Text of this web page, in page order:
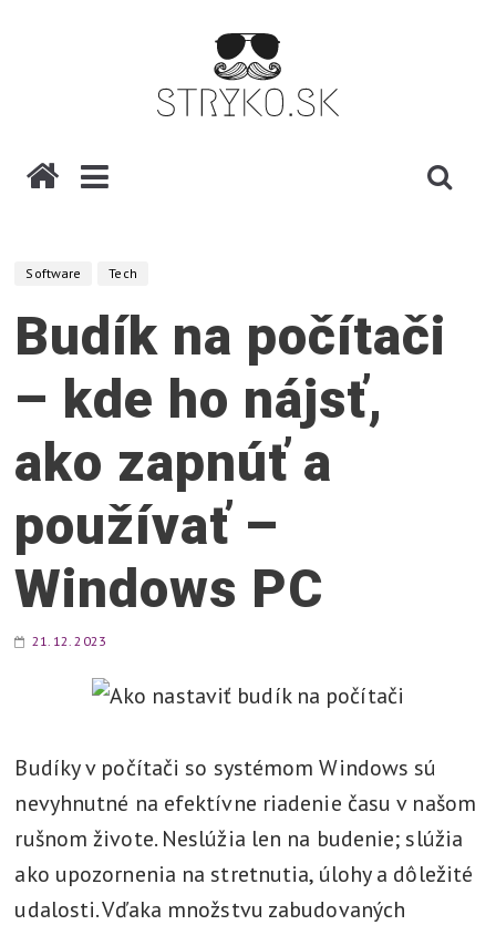
ž
e
y
s
v
e
t
l
v
r
š
i
Software Tech
Budík na počítači
– kde ho nájsť,
ako zapnúť a
používať –
Windows PC
21. 12. 2023
Budíky v počítači so systémom Windows sú
nevyhnutné na efektívne riadenie času v našom
rušnom živote. Neslúžia len na budenie; slúžia
ako upozornenia na stretnutia, úlohy a dôležité
udalosti. Vďaka množstvu zabudovaných